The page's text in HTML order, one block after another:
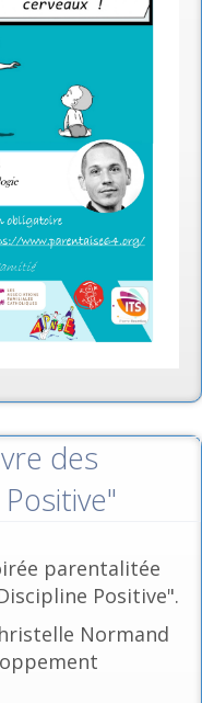
des
parentalitée
Positive".
Normand